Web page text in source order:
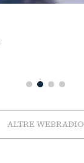
ALTRE WEBRADIO